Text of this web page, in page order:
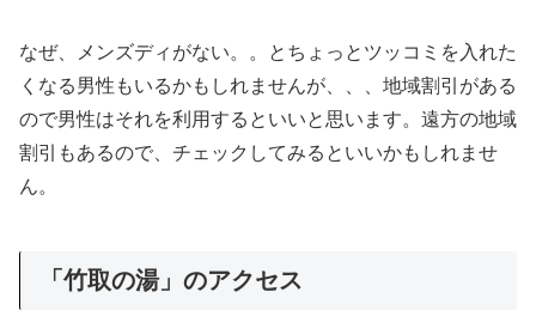
なぜ、メンズディがない。。とちょっとツッコミを入れた
くなる男性もいるかもしれませんが、、、地域割引がある
ので男性はそれを利用するといいと思います。遠方の地域
割引もあるので、チェックしてみるといいかもしれませ
ん。
「竹取の湯」のアクセス